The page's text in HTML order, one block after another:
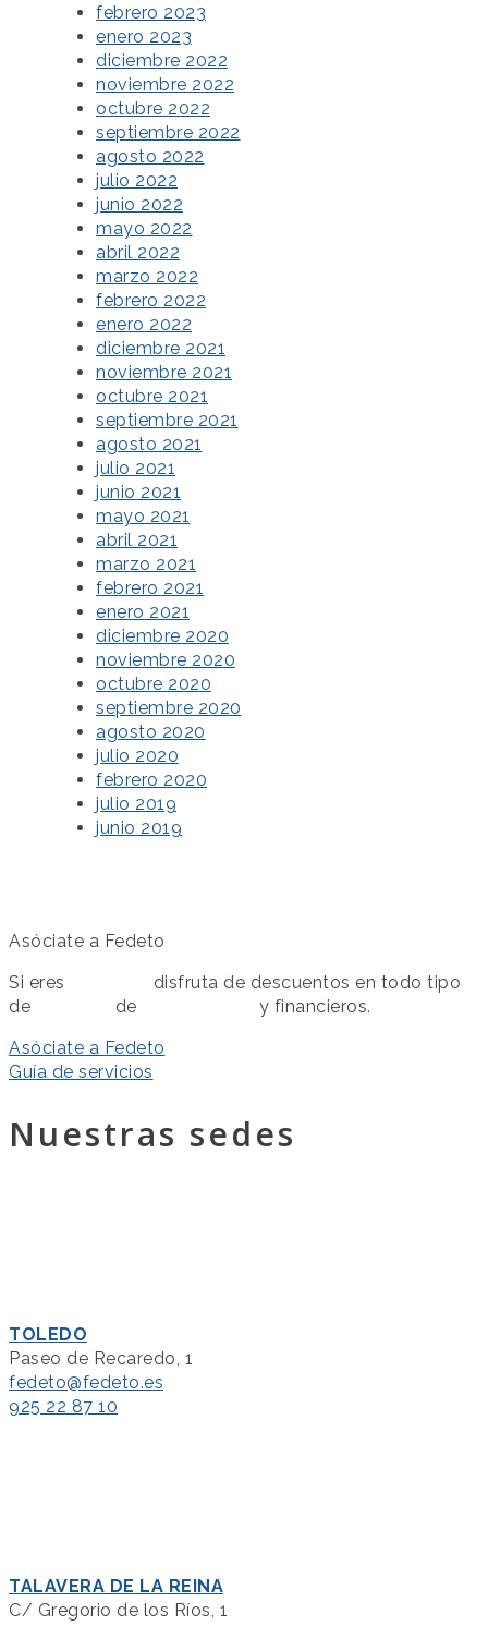
febrero 2023
enero 2023
diciembre 2022
noviembre 2022
octubre 2022
septiembre 2022
agosto 2022
julio 2022
junio 2022
mayo 2022
abril 2022
marzo 2022
febrero 2022
enero 2022
diciembre 2021
noviembre 2021
octubre 2021
septiembre 2021
agosto 2021
julio 2021
junio 2021
mayo 2021
abril 2021
marzo 2021
febrero 2021
enero 2021
diciembre 2020
noviembre 2020
octubre 2020
septiembre 2020
agosto 2020
julio 2020
febrero 2020
julio 2019
junio 2019
Asóciate a Fedeto
Si eres
disfruta de descuentos en todo tipo
de
de
y financieros.
Asóciate a Fedeto
Guía de servicios
Nuestras sedes
TOLEDO
Paseo de Recaredo, 1
fedeto@fedeto.es
925 22 87 10
TALAVERA DE LA REINA
C/ Gregorio de los Ríos, 1